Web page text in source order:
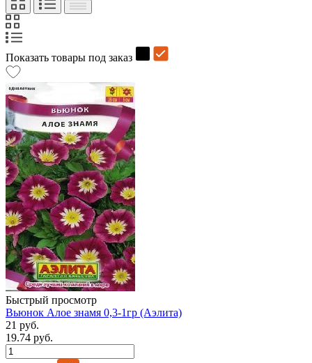
Показать товары под заказ
Быстрый просмотр
Вьюнок Алое знамя 0,3-1гр (Аэлита)
21 руб.
19.74 руб.